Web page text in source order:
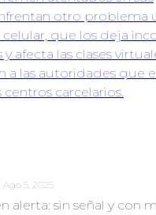
Ago 5, 2025
alerta: sin señal y con